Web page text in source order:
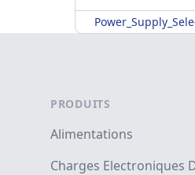
PRODUITS
Alimentations
Charges Electroniques